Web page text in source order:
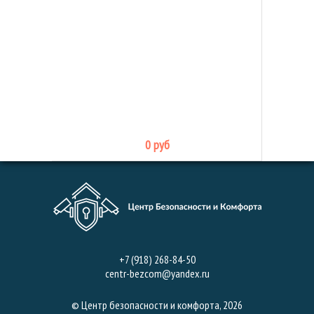
0 руб
+7 (918) 268-84-50
centr-bezcom@yandex.ru
© Центр безопасности и комфорта, 2026